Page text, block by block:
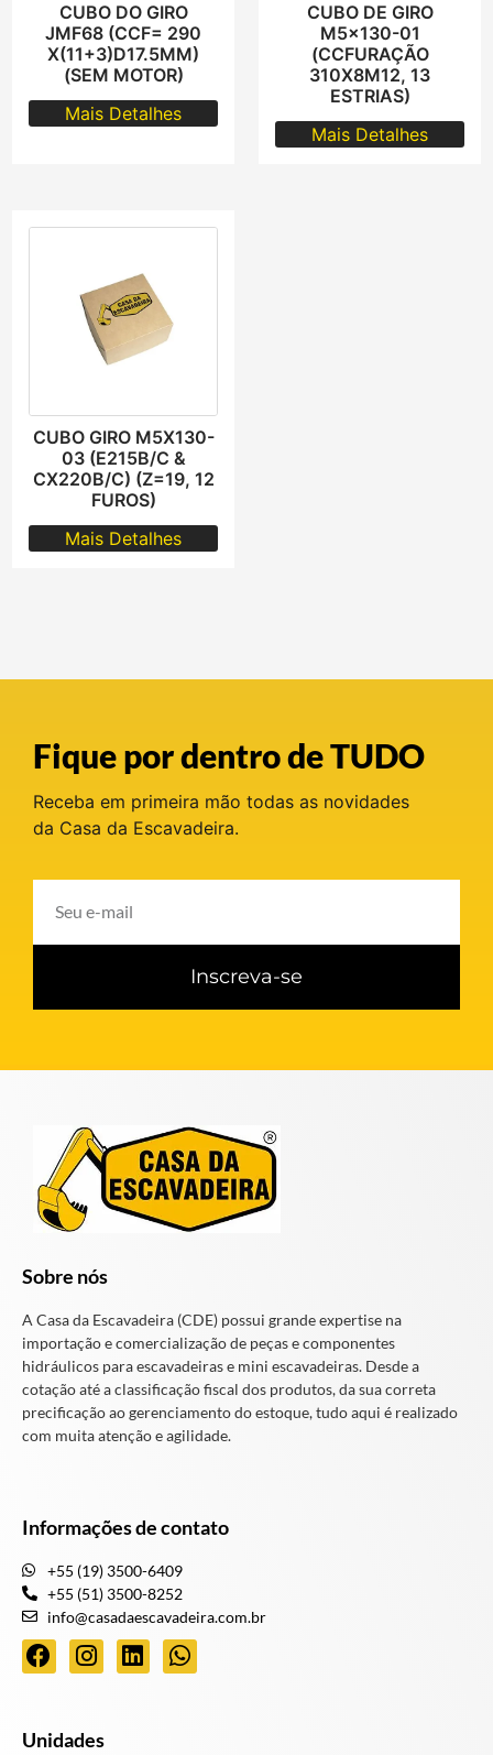
CUBO DO GIRO
JMF68 (CCF= 290
X(11+3)D17.5MM)
(SEM MOTOR)
Mais Detalhes
CUBO DE GIRO
M5x130-01
(CCFURAÇÃO
310X8M12, 13
ESTRIAS)
Mais Detalhes
CUBO GIRO M5X130-
03 (E215B/C &
CX220B/C) (Z=19, 12
FUROS)
Mais Detalhes
Fique por dentro de TUDO
Receba em primeira mão todas as novidades
da Casa da Escavadeira.
Inscreva-se
Sobre nós
A Casa da Escavadeira (CDE) possui grande expertise na
importação e comercialização de peças e componentes
hidráulicos para escavadeiras e mini escavadeiras. Desde a
cotação até a classificação fiscal dos produtos, da sua correta
precificação ao gerenciamento do estoque, tudo aqui é realizado
com muita atenção e agilidade.
Informações de contato
+55 (19) 3500-6409
+55 (51) 3500-8252
info@casadaescavadeira.com.br
Unidades